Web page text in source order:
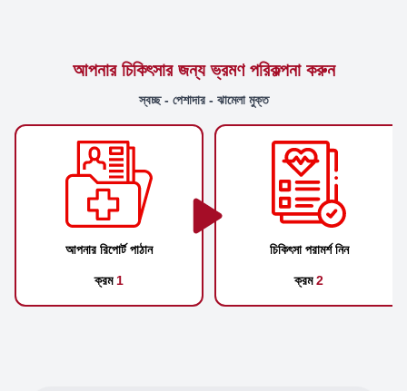
আপনার চিকিৎসার জন্য ভ্রমণ পরিকল্পনা করুন
স্বচ্ছ - পেশাদার - ঝামেলা মুক্ত
আপনার রিপোর্ট পাঠান
ক্রম 1
চিকিৎসা পরামর্শ নিন
ক্রম2